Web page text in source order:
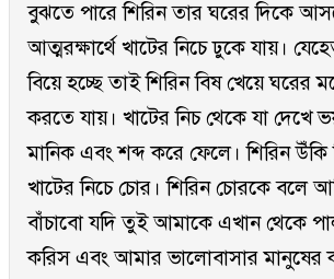
বুঝতে পারে শিরিন তার ঘরের দিকে
আত্মরক্ষার্থে খাটের নিচে ঢুকে যায়।
বিয়ে হচ্ছে তাই শিরিন বিষ খেয়ে ঘরের
করতে যায়। খাটের নিচ থেকে যা দেখে
মানিক এবং শব্দ করে ফেলে। শিরিন উঁকি
খাটের নিচে চোর। শিরিন চোরকে বলে
বাঁচাবো যদি তুই আমাকে এখান থেকে
করিস এবং আমার ভালোবাসার মানুষের